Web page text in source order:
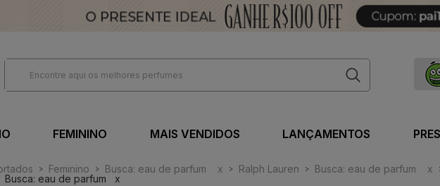
FEMININO MAIS VENDIDOS LANÇAMENTOS
Feminino Busca: eau de parfum x Ralph Lauren Busca: eau de parfum x
Busca: eau de parfum x